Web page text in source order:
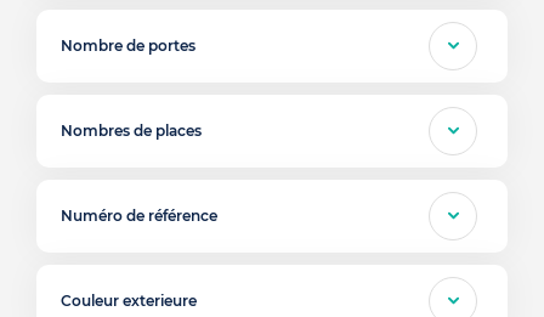
Nombre de portes
Nombres de places
Numéro de référence
Couleur exterieure